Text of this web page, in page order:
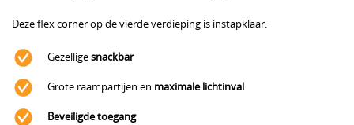
Deze flex corner op de vierde verdieping is instapklaar.
Gezelligesnackbar
Grote raampartijen en maximale lichtinval
Beveiligde toegang